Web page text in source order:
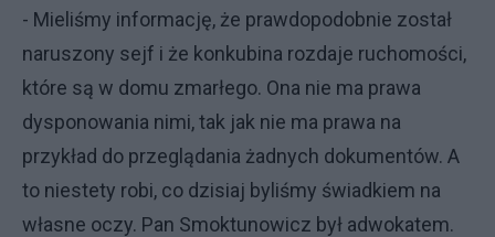
- Mieliśmy informację, że prawdopodobnie został
naruszony sejf i że konkubina rozdaje ruchomości,
które są w domu zmarłego. Ona nie ma prawa
dysponowania nimi, tak jak nie ma prawa na
przykład do przeglądania żadnych dokumentów. A
to niestety robi, co dzisiaj byliśmy świadkiem na
własne oczy. Pan Smoktunowicz był adwokatem.